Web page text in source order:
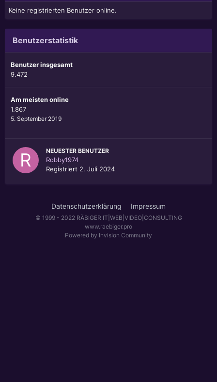
Keine registrierten Benutzer online.
Benutzerstatistik
Benutzer insgesamt
9.472
Am meisten online
1.867
5. September 2019
NEUESTER BENUTZER
Robby1974
Registriert 2. Juli 2024
Datenschutzerklärung Impressum
© 1999 - 2022 RÄBIGER IT|WEB|VIDEO|CONSULTING
www.raebiger.pro
Powered by Invision Community